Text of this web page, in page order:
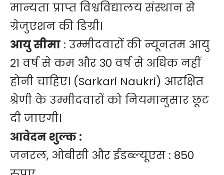
मान्यता प्राप्त विश्वविद्यालय संस्थान से
ग्रेजुएशन की डिग्री।
आयु सीमा : उम्मीदवारों की न्यूनतम आयु
21 वर्ष से कम और 30 वर्ष से अधिक नहीं
होनी चाहिए। (Sarkari Naukri) आरक्षित
श्रेणी के उम्मीदवारों को नियमानुसार छूट
दी जाएगी।
आवेदन शुल्क :
जनरल, ओबीसी और ईडब्ल्यूएस : 850